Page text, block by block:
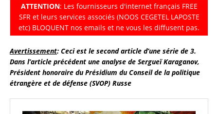
ATTENTION: Les fournisseurs d'internet français FREE
SFR et leurs services associés (NOOS CEGETEL LAPOSTE
etc) BLOQUENT nos emails et ne vous les diffusent pas.
Avertissement: Ceci est le second article d’une série de 3.
Dans l’article précédent une analyse de Sergueï Karaganov,
Président honoraire du Présidium du Conseil de la politique
étrangère et de défense (SVOP) Russe